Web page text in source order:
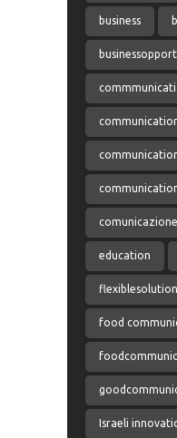
business
comunicazione
education
food
Israeli